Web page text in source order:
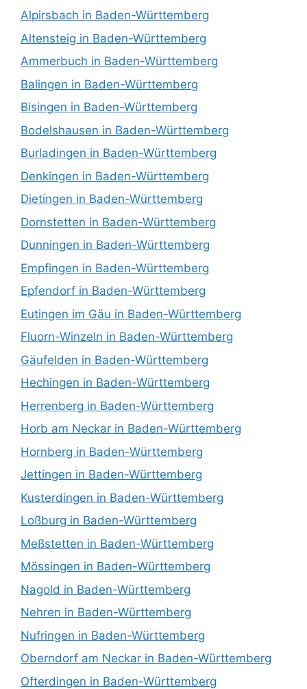
Alpirsbach in Baden-Württemberg
Altensteig in Baden-Württemberg
Ammerbuch in Baden-Württemberg
Balingen in Baden-Württemberg
Bisingen in Baden-Württemberg
Bodelshausen in Baden-Württemberg
Burladingen in Baden-Württemberg
Denkingen in Baden-Württemberg
Dietingen in Baden-Württemberg
Dornstetten in Baden-Württemberg
Dunningen in Baden-Württemberg
Empfingen in Baden-Württemberg
Epfendorf in Baden-Württemberg
Eutingen im Gäu in Baden-Württemberg
Fluorn-Winzeln in Baden-Württemberg
Gäufelden in Baden-Württemberg
Hechingen in Baden-Württemberg
Herrenberg in Baden-Württemberg
Horb am Neckar in Baden-Württemberg
Hornberg in Baden-Württemberg
Jettingen in Baden-Württemberg
Kusterdingen in Baden-Württemberg
Loßburg in Baden-Württemberg
Meßstetten in Baden-Württemberg
Mössingen in Baden-Württemberg
Nagold in Baden-Württemberg
Nehren in Baden-Württemberg
Nufringen in Baden-Württemberg
Oberndorf am Neckar in Baden-Württemberg
Ofterdingen in Baden-Württemberg